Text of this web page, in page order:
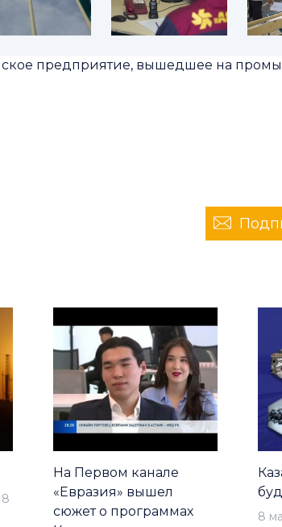
предприятие, вышедшее на
На Первом канале
«Евразия» вышел
сюжет о программах
8